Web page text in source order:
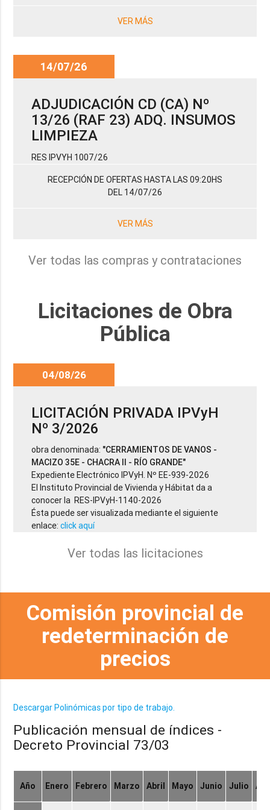
VER MÁS
14/07/26
ADJUDICACIÓN CD (CA) Nº
13/26 (RAF 23) ADQ. INSUMOS
LIMPIEZA
RES IPVYH 1007/26
RECEPCIÓN DE OFERTAS HASTA LAS 09:20HS
DEL 14/07/26
VER MÁS
Ver todas las compras y contrataciones
Licitaciones de Obra
Pública
04/08/26
LICITACIÓN PRIVADA IPVyH
Nº 3/2026
obra denominada: "CERRAMIENTOS DE VANOS -
MACIZO 35E - CHACRA II - RÍO GRANDE"
Expediente Electrónico IPVyH. Nº EE-939-2026
El Instituto Provincial de Vivienda y Hábitat da a
conocer la RES-IPVyH-1140-2026
Ésta puede ser visualizada mediante el siguiente
enlace:click aquí
Ver todas las licitaciones
Comisión provincial de
redeterminación de
precios
Descargar Polinómicas por tipo de trabajo.
Publicación mensual de índices -
Decreto Provincial 73/03
Año Enero Febrero Marzo Abril Mayo Junio Julio